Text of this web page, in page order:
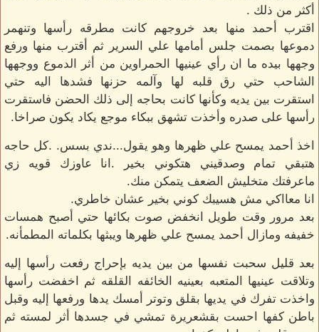
أكثر من ذلك .
اقترب أحمد منها بعد خروجهم كانت مطرقه رأسها وتنهمر
دموعها بصمت جلس أمامها علي السرير ثم أقترب منها ورفع
وجهها بيده ما ان رأي عينيها الحمراوين من أثر الدموع ووجهها
الشاحب حتي رق قلبه لها وآلمه حزنها فشدها اليه حتي
استقرت بين يديه وكأنها كانت بحاجه إلى ذلك الحضن فاستقرت
رأسها على صدره وأخذت تشهق ببكاء موجع يكاد يكون صراخا.
اخذ أحمد يمسح علي ظهرها وهو يقول...ندي بسس. .كل حاجه
هتبقي تمام وصدقيني هتكوني بخير .انا عاوزك قويه زي
ماعرفتك متخليش الضعف يتمكن منك.
انا معااكي مش هسيبك كوني بخير عشان خاطري.
بعد مرور وقت طويل انخفض صوت بكائها حتي أصبح همسات
خفيفه ومازال أحمد يمسح علي ظهرها ويبثها بكلماته المطمأنه.
بعد قليل سحبت نفسها من بين يديه بإحراج رفعت رأسها إليه
وتلاقت عينيها المتعبه بعينيه الخائفه القلقه ثم اخفضت رأسها
واخذت تفرك في يديها بقلق وتوتر أمسك يدها ورفعها إليه وقبل
باطن كفها احست بقشعريرة تمشي في جسدها أثر لمسته ثم